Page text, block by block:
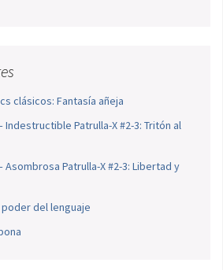
clásicos: Fantasía añeja
Indestructible Patrulla-X #2-3: Tritón al
Asombrosa Patrulla-X #2-3: Libertad y
poder del lenguaje